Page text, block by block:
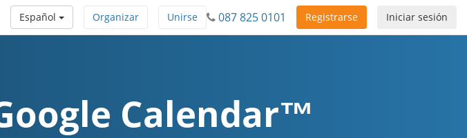
Iniciar sesión
Registrarse
087 825 0101
Unirse
Organizar
Español
Calendar™